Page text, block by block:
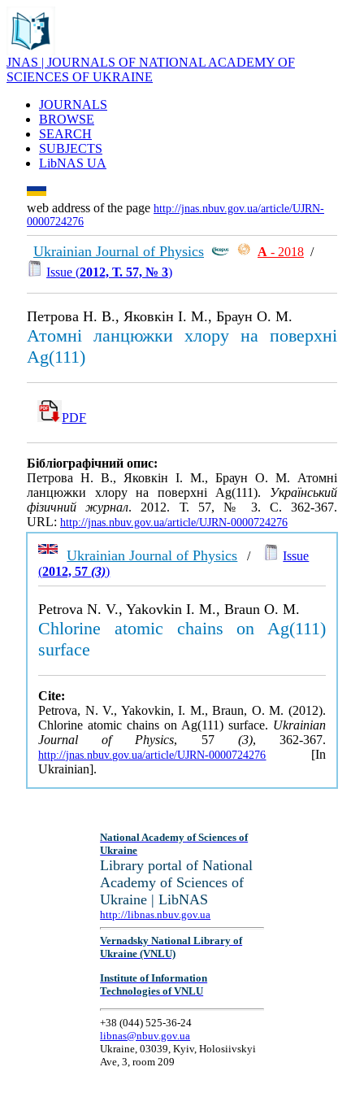
JNAS | JOURNALS OF NATIONAL ACADEMY OF
SCIENCES OF UKRAINE
JOURNALS
BROWSE
SEARCH
SUBJECTS
LibNAS UA
web address of the page http://jnas.nbuv.gov.ua/article/UJRN-
0000724276
Ukrainian Journal of Physics А - 2018 /
Issue (2012, Т. 57, № 3)
Петрова Н. В., Яковкін І. М., Браун О. М.
Атомні ланцюжки хлору на поверхні
Ag(111)
PDF
Бібліографічний опис:
Петрова Н. В., Яковкін І. М., Браун О. М. Атомні
ланцюжки хлору на поверхні Ag(111). Український
фізичний журнал. 2012. Т. 57, № 3. С. 362-367.
URL: http://jnas.nbuv.gov.ua/article/UJRN-0000724276
Ukrainian Journal of Physics /
Issue
(2012, 57(3))
Petrova N. V., Yakovkin I. M., Braun O. M.
Chlorine atomic chains on Ag(111)
surface
Cite:
Petrova, N. V., Yakovkin, I. M., Braun, O. M. (2012).
Chlorine atomic chains on Ag(111) surface. Ukrainian
Journal of Physics, 57 (3), 362-367.
http://jnas.nbuv.gov.ua/article/UJRN-0000724276 [In
Ukrainian].
National Academy of Sciences of
Ukraine
Library portal of National
Academy of Sciences of
Ukraine | LibNAS
http://libnas.nbuv.gov.ua
Vernadsky National Library of
Ukraine (VNLU)
Institute of Information
Technologies of VNLU
+38 (044) 525-36-24
libnas@nbuv.gov.ua
Ukraine, 03039, Kyiv, Holosiivskyi
Ave, 3, room 209